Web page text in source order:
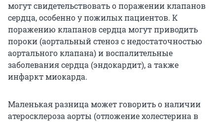
могут свидетельствовать о поражении клапанов
сердца, особенно у пожилых пациентов. К
поражению клапанов сердца могут приводить
пороки (аортальный стеноз с недостаточностью
аортального клапана) и воспалительные
заболевания сердца (эндокардит), а также
инфаркт миокарда.
Маленькая разница может говорить о наличии
атеросклероза аорты (отложение холестерина в